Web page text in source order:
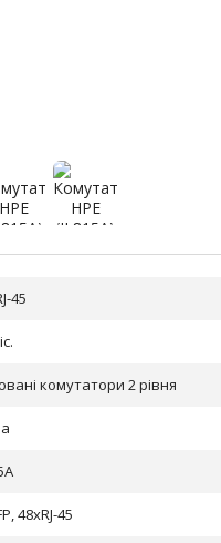
45
комутатори 2 рівня
48хRJ-45